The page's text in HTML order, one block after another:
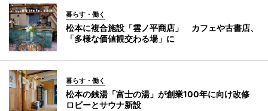
暮らす・働く
松本に複合施設「雲ノ平商店」 カフェや古書店、
「多様な価値観交わる場」に
暮らす・働く
松本の銭湯「富士の湯」が創業100年に向け改修
ロビーとサウナ新設